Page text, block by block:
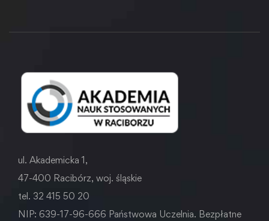
ul. Akademicka 1,
47-400 Racibórz, woj. śląskie
tel. 32 415 50 20
NIP: 639-17-96-666 Państwowa Uczelnia. Bezpłatne